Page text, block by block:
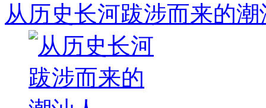
从历史长河跋涉而来的潮